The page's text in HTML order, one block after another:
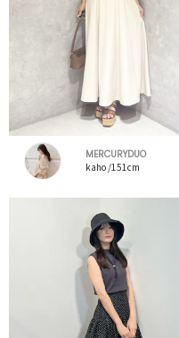
MERCURYDUO
kaho /151cm